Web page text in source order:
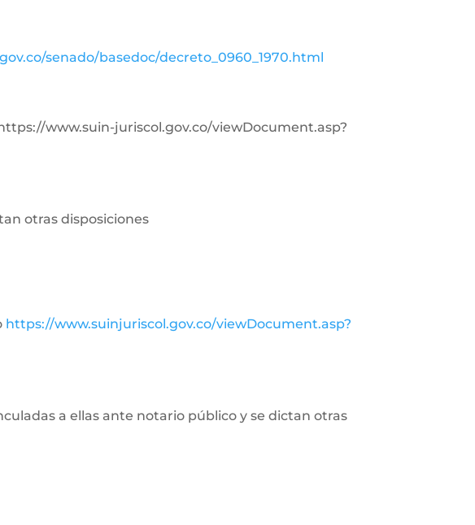
senado/basedoc/decreto_0960_1970.html
www.suin-juriscol.gov.co/viewDocument.asp?
otras disposiciones
https://www.suinjuriscol.gov.co/viewDocument.asp?
a ellas ante notario público y se dictan otras